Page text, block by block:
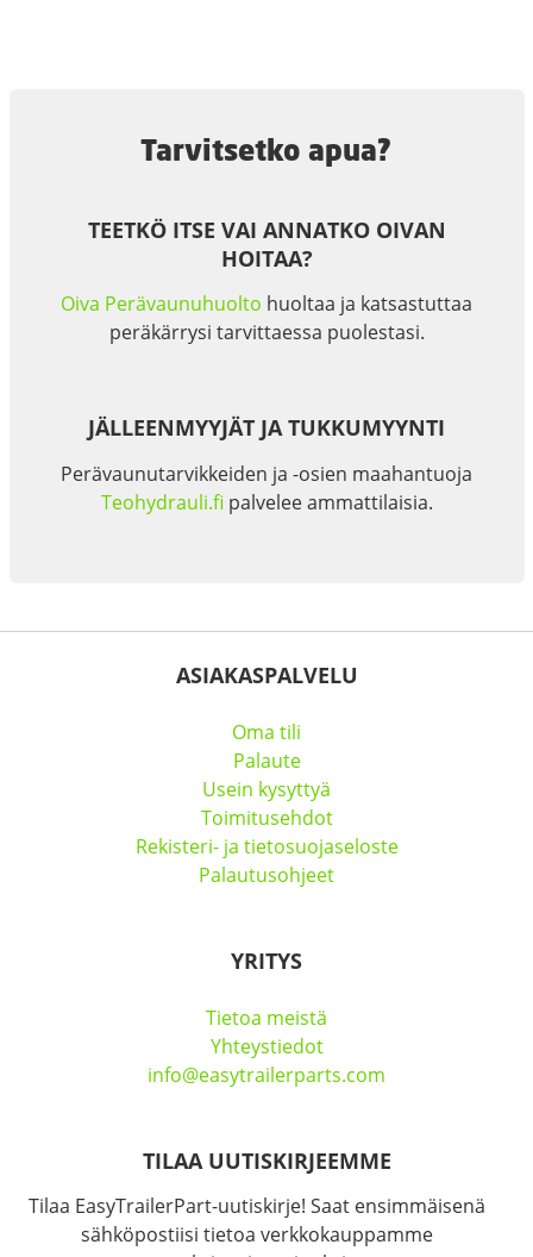
Tarvitsetko apua?
TEETKÖ ITSE VAI ANNATKO OIVAN
HOITAA?
Oiva Perävaunuhuolto huoltaa ja katsastuttaa
peräkärrysi tarvittaessa puolestasi.
JÄLLEENMYYJÄT JA TUKKUMYYNTI
Perävaunutarvikkeiden ja -osien maahantuoja
Teohydrauli.fi palvelee ammattilaisia.
ASIAKASPALVELU
Oma tili
Palaute
Usein kysyttyä
Toimitusehdot
Rekisteri- ja tietosuojaseloste
Palautusohjeet
YRITYS
Tietoa meistä
Yhteystiedot
info@easytrailerparts.com
TILAA UUTISKIRJEEMME
Tilaa EasyTrailerPart-uutiskirje! Saat ensimmäisenä
sähköpostiisi tietoa verkkokauppamme